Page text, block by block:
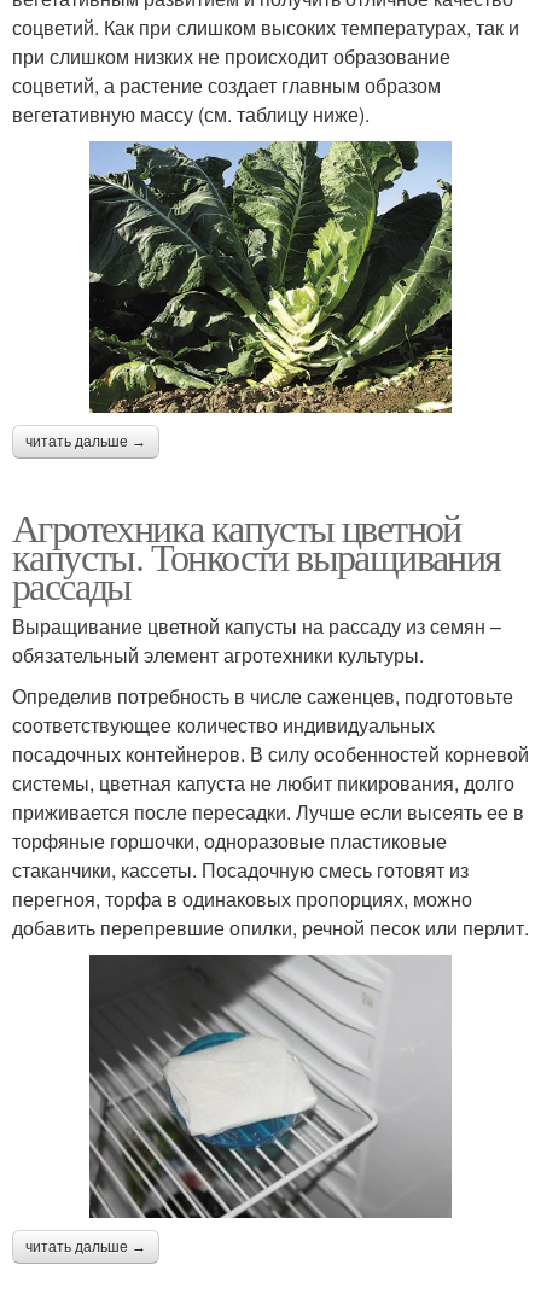
соцветий. Как при слишком высоких температурах, так и
при слишком низких не происходит образование
соцветий, а растение создает главным образом
вегетативную массу (см. таблицу ниже).
читать дальше →
Агротехника капусты цветной
капусты. Тонкости выращивания
рассады
Выращивание цветной капусты на рассаду из семян –
обязательный элемент агротехники культуры.
Определив потребность в числе саженцев, подготовьте
соответствующее количество индивидуальных
посадочных контейнеров. В силу особенностей корневой
системы, цветная капуста не любит пикирования, долго
приживается после пересадки. Лучше если высеять ее в
торфяные горшочки, одноразовые пластиковые
стаканчики, кассеты. Посадочную смесь готовят из
перегноя, торфа в одинаковых пропорциях, можно
добавить перепревшие опилки, речной песок или перлит.
читать дальше →